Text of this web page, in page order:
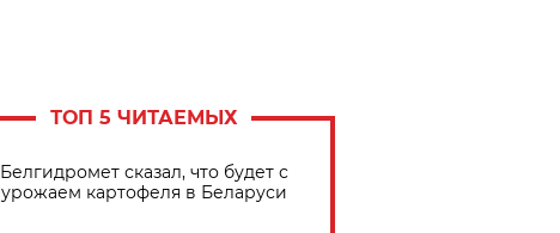
ТОП 5 ЧИТАЕМЫХ
Белгидромет сказал, что будет с
урожаем картофеля в Беларуси